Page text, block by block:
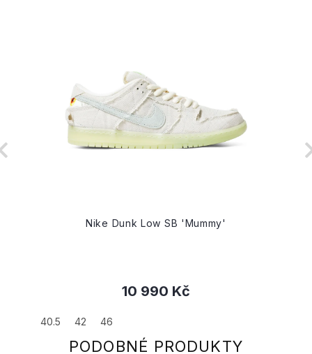
Nike Dunk Low SB 'Mummy'
10 990 Kč
40.5 42 46